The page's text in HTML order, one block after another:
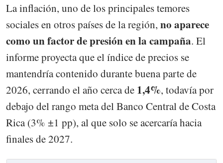
La inflación, uno de los principales temores
sociales en otros países de la región, no aparece
como un factor de presión en la campaña. El
informe proyecta que el índice de precios se
mantendría contenido durante buena parte de
2026, cerrando el año cerca de 1,4%, todavía por
debajo del rango meta del Banco Central de Costa
Rica (3% ±1 pp), al que solo se acercaría hacia
finales de 2027.